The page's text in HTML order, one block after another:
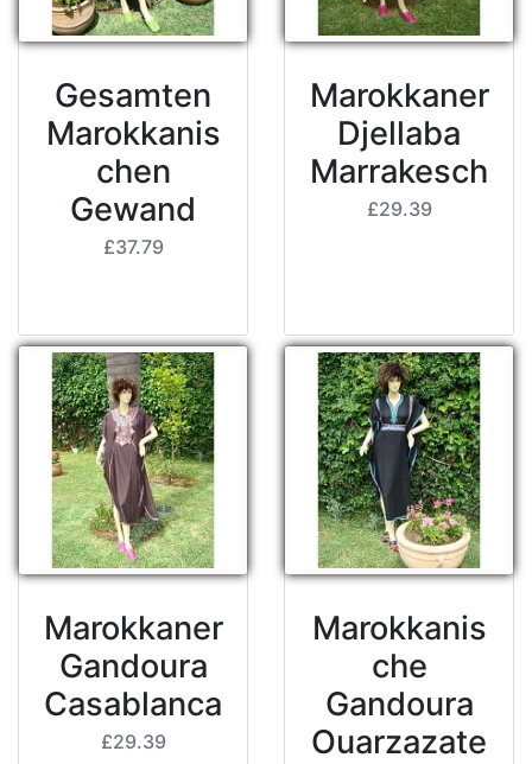
Gesamten
Marokkanis
chen
Gewand
£37.79
Marokkaner
Djellaba
Marrakesch
£29.39
Marokkaner
Gandoura
Casablanca
£29.39
Marokkanis
che
Gandoura
Ouarzazate